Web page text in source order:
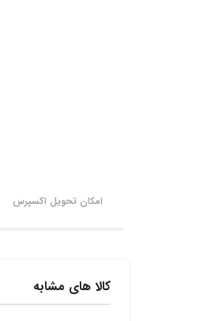
امکان تحویل اکسپرس
کالا های مشابه